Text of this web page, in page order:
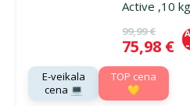
Active ,10
Oriģinālā
99,99 €
Cena
75,98 €
E-veikala
cena 💻
TOP cena
💛